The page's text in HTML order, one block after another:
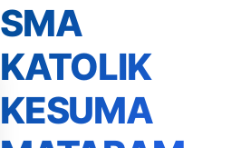
SMA
KATOLIK
KESUMA